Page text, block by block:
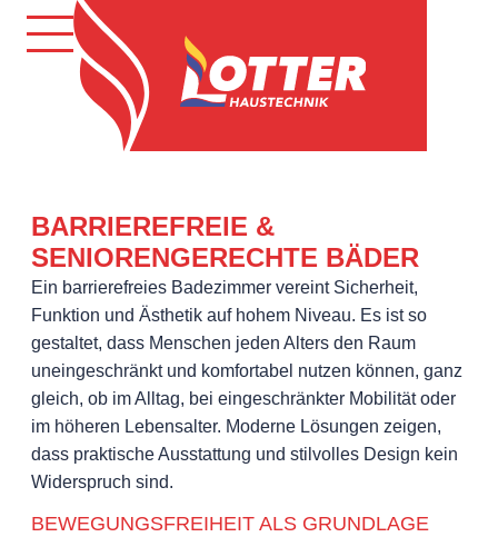
BARRIEREFREIE &
SENIORENGERECHTE BÄDER
Ein barrierefreies Badezimmer vereint Sicherheit,
Funktion und Ästhetik auf hohem Niveau. Es ist so
gestaltet, dass Menschen jeden Alters den Raum
uneingeschränkt und komfortabel nutzen können, ganz
gleich, ob im Alltag, bei eingeschränkter Mobilität oder
im höheren Lebensalter. Moderne Lösungen zeigen,
dass praktische Ausstattung und stilvolles Design kein
Widerspruch sind.
BEWEGUNGSFREIHEIT ALS GRUNDLAGE